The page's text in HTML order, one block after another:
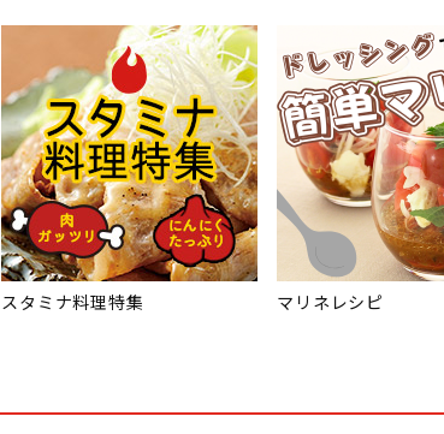
スタミナ料理特集 マリネレシピ